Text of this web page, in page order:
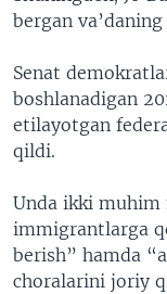
bergan
Senat
boshlanadigan
etilayotgan
qildi.
Unda ikki muhim
immigrantlarga
berish” hamda
choralarini joriy